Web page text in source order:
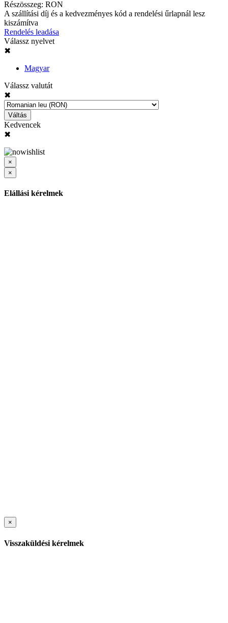
Részösszeg: RON
A szállítási díj és a kedvezményes kód a rendelési űrlapnál lesz
kiszámítva
Rendelés leadása
Válassz nyelvet
✖
Magyar
Válassz valutát
✖
Váltás
Kedvencek
✖
×
×
Elállási kérelmek
×
Visszaküldési kérelmek